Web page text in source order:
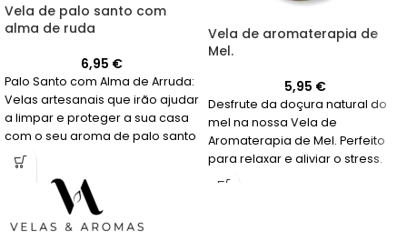
Vela de palo santo com
alma de ruda
6,95 €
Palo Santo com Alma de Arruda:
Velas artesanais que irão ajudar
a limpar e proteger a sua casa
com o seu aroma de palo santo
e arruda. Feitas em Espanha.
Vela de aromaterapia de
Mel.
5,95 €
Desfrute da doçura natural do
mel na nossa Vela de
Aromaterapia de Mel. Perfeito
para relaxar e aliviar o stress.